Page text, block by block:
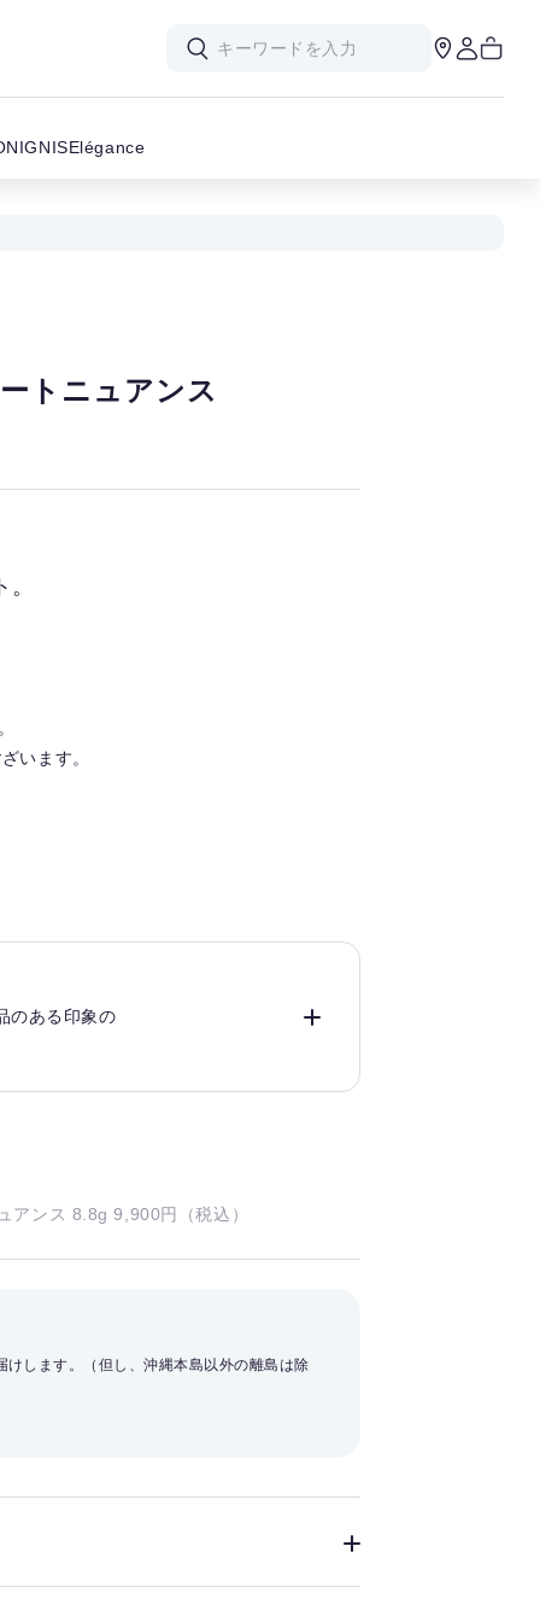
IGNISElégance
トニュアンス
います。
のある印象の
アンス 8.8g 9,900円（税込）
します。（但し、沖縄本島以外の離島は除